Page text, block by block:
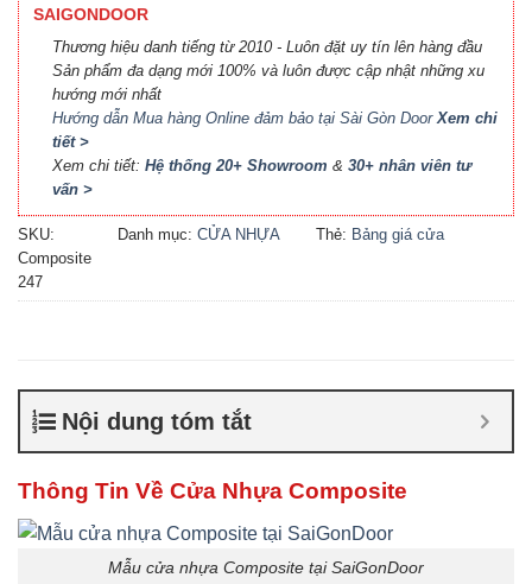
SAIGONDOOR
Thương hiệu danh tiếng từ 2010 - Luôn đặt uy tín lên hàng đầu
Sản phẩm đa dạng mới 100% và luôn được cập nhật những xu
hướng mới nhất
Hướng dẫn Mua hàng Online đảm bảo tại Sài Gòn DoorXem chi
tiết >
Xem chi tiết: Hệ thống 20+ Showroom & 30+ nhân viên tư
vấn >
SKU:
Composite
247
Danh mục: CỬA NHỰA
Thẻ: Bảng giá cửa
Composite giá bao nhiêu,
xuất cửa nhựa composite
Nội dung tóm tắt
Thông Tin Về Cửa Nhựa Composite
Mẫu cửa nhựa Composite tại SaiGonDoor